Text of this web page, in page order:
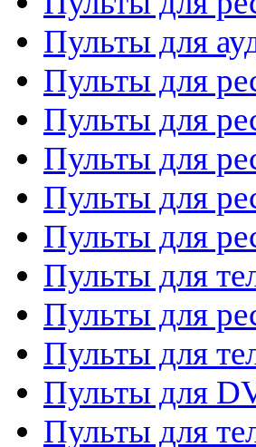
Пульты для
Пульты для
Пульты для
Пульты для
Пульты для
Пульты для
Пульты для
Пульты для
Пульты для
Пульты для
Пульты для